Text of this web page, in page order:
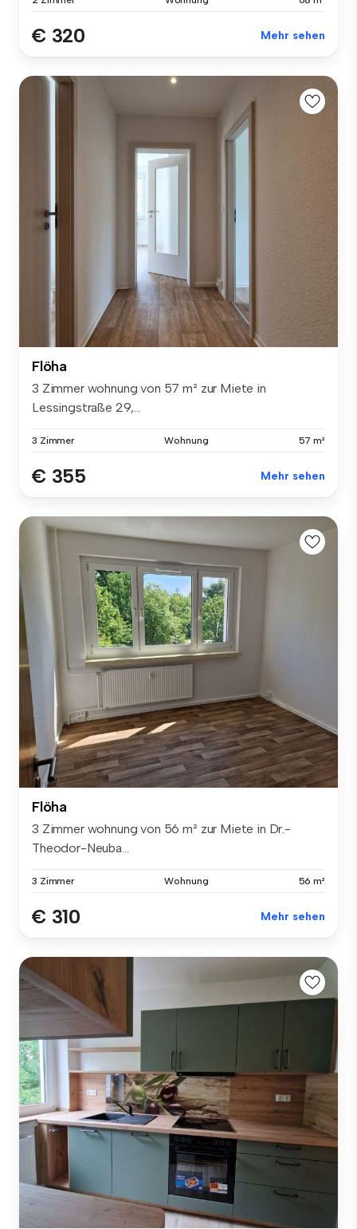
€ 320 Mehr sehen
Flöha
3 Zimmer wohnung von 57 m² zur Miete in
Lessingstraße 29,...
3 Zimmer Wohnung 57 m²
€ 355 Mehr sehen
Flöha
3 Zimmer wohnung von 56 m² zur Miete in Dr.-
Theodor-Neuba...
3 Zimmer Wohnung 56 m²
€ 310 Mehr sehen